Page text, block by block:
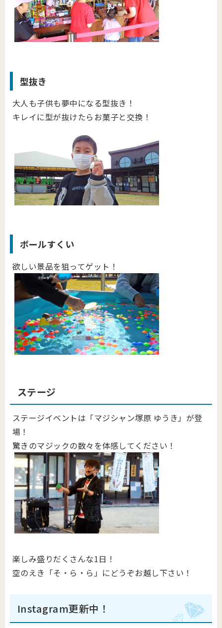
型抜き
大人も子供も夢中になる型抜き！
キレイに型が抜けたらお菓子と交換！
ボールすくい
欲しい景品を狙ってゲット！
ステージ
ステージイベントは「マジシャン塚原 ゆうき」が登
場！
驚きのマジックの数々を体感してください！
楽しみ盛りだくさんな1日！
空のえき「そ・ら・ら」にどうぞお越し下さい！
Instagram更新中！